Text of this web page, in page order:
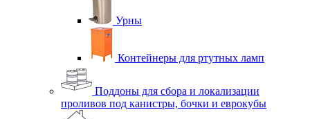
Урны
Контейнеры для ртутных ламп
Поддоны для сбора и локализации
проливов под канистры, бочки и еврокубы